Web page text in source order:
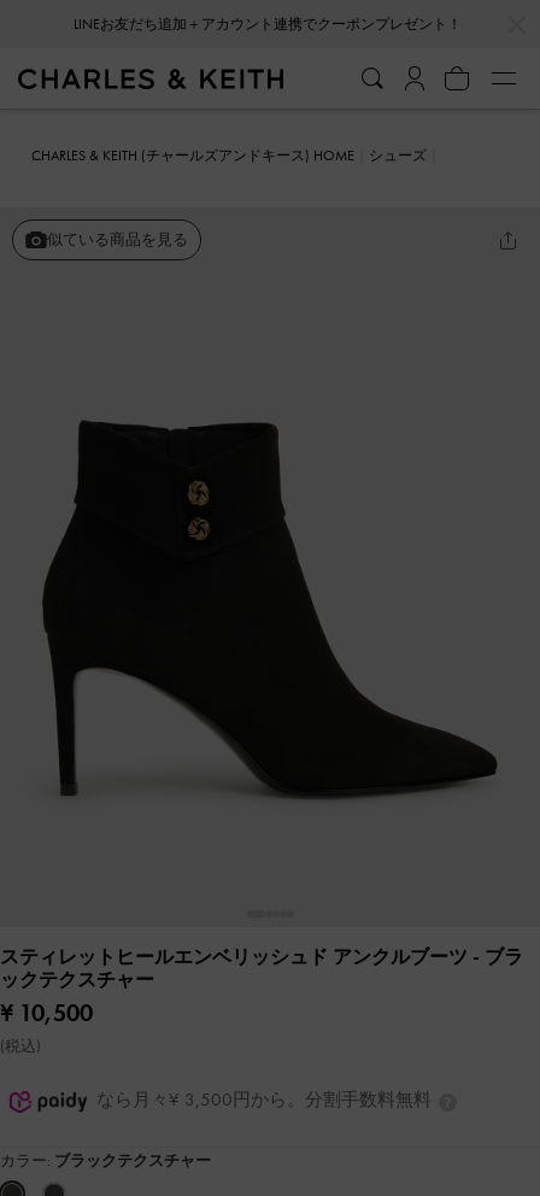
LINEお友だち追加＋アカウント連携でクーポンプレゼント！
CHARLES & KEITH (チャールズアンドキース) HOME
シューズ
似ている商品を見る
スティレットヒールエンベリッシュド アンクルブーツ - ブラ
ックテクスチャー
¥ 10,500
(税込)
なら月々¥ 3,500円から。分割手数料無料
カラー: ブラックテクスチャー